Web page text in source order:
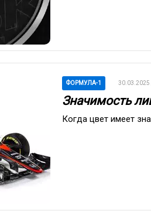
ФОРМУЛА-1 30.03.2025
Значимость
Когда цвет имеет